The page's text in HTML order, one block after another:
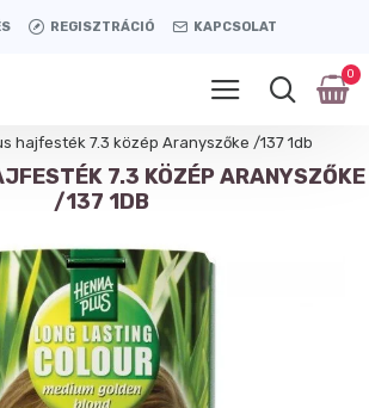
REGISZTRÁCIÓ KAPCSOLAT
0
hajfesték 7.3 közép Aranyszőke /137 1db
7.3 KÖZÉP ARANYSZŐKE
/137 1DB